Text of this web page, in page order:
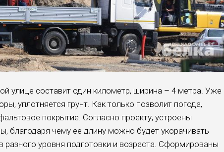
улице составит один километр, ширина – 4 метра. Уже
уплотняется грунт. Как только позволит погода,
покрытие. Согласно проекту, устроены
благодаря чему её длину можно будет укорачивать
разного уровня подготовки и возраста. Сформированы